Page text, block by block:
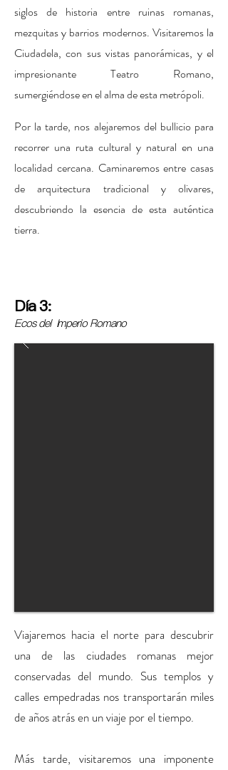
siglos de historia entre ruinas romanas,
mezquitas y barrios modernos. Visitaremos la
Ciudadela, con sus vistas panorámicas, y el
impresionante Teatro Romano,
sumergiéndose en el alma de esta metrópoli.
Por la tarde, nos alejaremos del bullicio para
recorrer una ruta cultural y natural en una
localidad cercana. Caminaremos entre casas
de arquitectura tradicional y olivares,
descubriendo la esencia de esta auténtica
tierra.
Día 3:
Ecos del Imperio Romano
Viajaremos hacia el norte para descubrir
una de las ciudades romanas mejor
conservadas del mundo. Sus templos y
calles empedradas nos transportarán miles
de años atrás en un viaje por el tiempo.
Más tarde, visitaremos una imponente